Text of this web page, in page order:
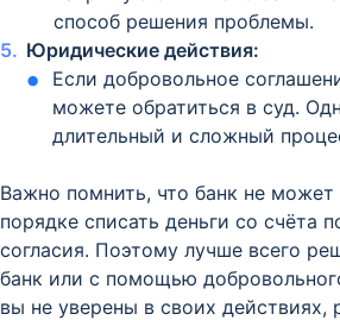
способ решения проблемы.
Юридические действия:
Если добровольное
можете обратиться в суд.
длительный и сложный
Важно помнить, что банк не
порядке списать деньги со счёта
согласия. Поэтому лучше всего
банк или с помощью
вы не уверены в своих действиях,